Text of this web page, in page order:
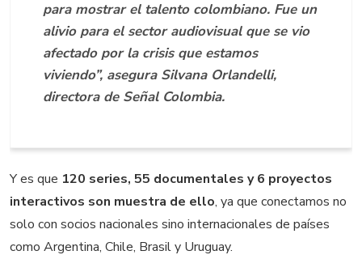
para mostrar el talento colombiano. Fue un
alivio para el sector audiovisual que se vio
afectado por la crisis que estamos
viviendo”, asegura Silvana Orlandelli,
directora de Señal Colombia.
Y es que 120 series, 55 documentales y 6 proyectos
interactivos son muestra de ello, ya que conectamos no
solo con socios nacionales sino internacionales de países
como Argentina, Chile, Brasil y Uruguay.